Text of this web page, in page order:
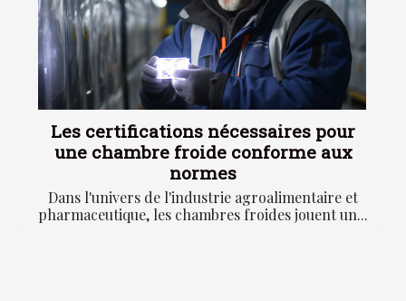
Les certifications nécessaires pour
une chambre froide conforme aux
normes
Dans l'univers de l'industrie agroalimentaire et
pharmaceutique, les chambres froides jouent un...